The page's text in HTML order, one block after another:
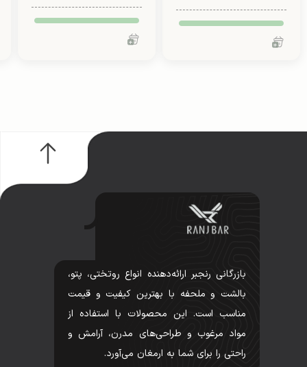
بازرگانی رنجبر ارائه‌دهنده انواع روتختی، پتو،
بالشت و ملحفه با بهترین کیفیت و قیمت
مناسب است. این محصولات با استفاده از
مواد مرغوب و طراحی‌های مدرن، آرامش و
راحتی را برای شما به ارمغان می‌آورد.